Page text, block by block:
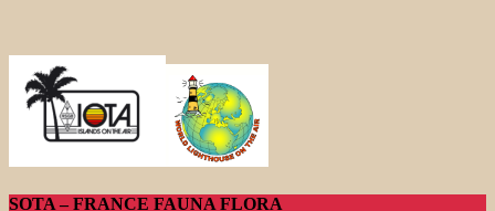
SOTA – FRANCE FAUNA FLORA